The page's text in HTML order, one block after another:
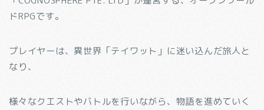
ドRPGです。
プレイヤーは、異世界「テイワット」に迷い込んだ旅人と
なり、
様々なクエストやバトルを行いながら、物語を進めていく